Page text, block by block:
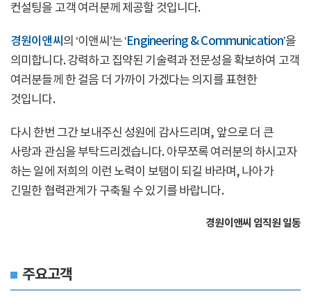
컨설팅을 고객 여러분께 제공할 것입니다.
경원이앤씨 의 ‘이앤씨’는 ‘Engineering & Communication’을
의미합니다. 강력하고 집약된 기술력과 전문성을 확보하여 고객
여러분들께 한 걸음 더 가까이 가겠다는 의지를 표현한
것입니다.
다시 한번 그간 보내주신 성원에 감사드리며, 앞으로 더 큰
사랑과 관심을 부탁드리겠습니다. 아무쪼록 여러분의 하시고자
하는 일에 저희의 이런 노력이 보탬이 되길 바라며, 나아가
긴밀한 협력관계가 구축될 수 있기를 바랍니다.
경원이앤씨 임직원 일동
주요고객